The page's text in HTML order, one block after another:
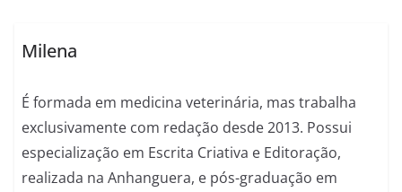
Milena
É formada em medicina veterinária, mas trabalha
exclusivamente com redação desde 2013. Possui
especialização em Escrita Criativa e Editoração,
realizada na Anhanguera, e pós-graduação em